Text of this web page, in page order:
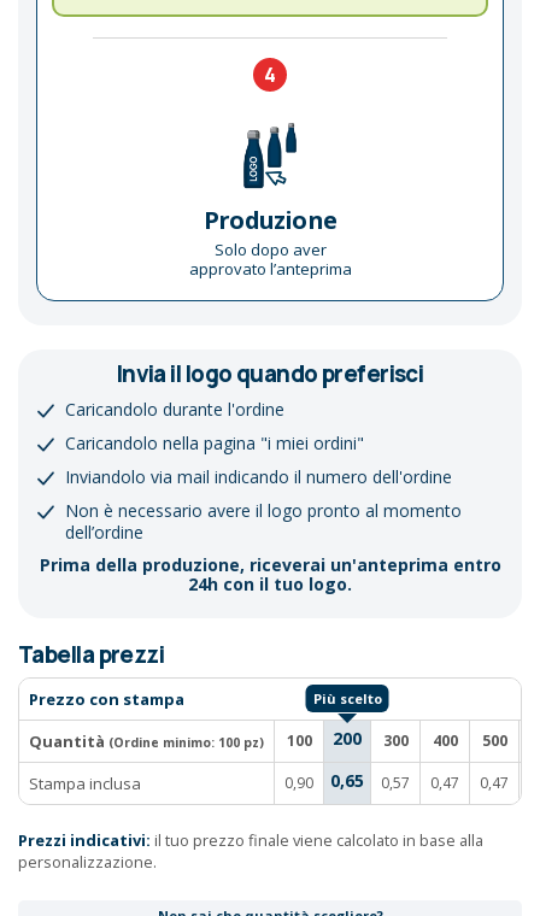
4
Produzione
Solo dopo aver
approvato l’anteprima
Invia il logo quando preferisci
Caricandolo durante l'ordine
Caricandolo nella pagina "i miei ordini"
Inviandolo via mail indicando il numero dell'ordine
Non è necessario avere il logo pronto al momento
dell’ordine
Prima della produzione, riceverai un'anteprima entro
24h con il tuo logo.
Tabella prezzi
Prezzo con stampa
Quantità (Ordine minimo: 100 pz) 100 200 300 400 500
Stampa inclusa 0,90 0,65 0,57 0,47 0,47
Prezzi indicativi: il tuo prezzo finale viene calcolato in base alla
personalizzazione.